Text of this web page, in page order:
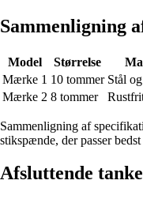
Sammenligning
Model Størrelse
Mærke 1 10 tommer Stål
Mærke 2 8 tommer
Sammenligning af
stikspænde, der passer
Afsluttende